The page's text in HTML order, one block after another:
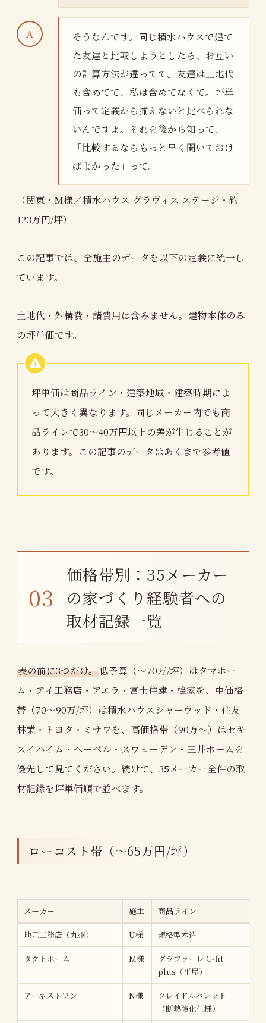
そうなんです。同じ積水ハウスで建て
た友達と比較しようとしたら、お互い
の計算方法が違ってて。友達は土地代
も含めてて、私は含めてなくて。坪単
価って定義から揃えないと比べられな
いんですよ。それを後から知って、
「比較するならもっと早く聞いておけ
ばよかった」って。
（関東・M様／積水ハウス グラヴィス ステージ・約
123万円/坪）
この記事では、全施主のデータを以下の定義に統一し
ています。
土地代・外構費・諸費用は含みません。建物本体のみ
の坪単価です。
坪単価は商品ライン・建築地域・建築時期によ
って大きく異なります。同じメーカー内でも商
品ラインで30〜40万円以上の差が生じることが
あります。この記事のデータはあくまで参考値
です。
価格帯別：35メーカー
の家づくり経験者への
取材記録一覧
表の前に3つだけ。低予算（〜70万/坪）はタマホー
ム・アイ工務店・アエラ・富士住建・桧家を、中価格
帯（70〜90万/坪）は積水ハウスシャーウッド・住友
林業・トヨタ・ミサワを、高価格帯（90万〜）はセキ
スイハイム・ヘーベル・スウェーデン・三井ホームを
優先して見てください。続けて、35メーカー全件の取
材記録を坪単価順で並べます。
ローコスト帯（〜65万円/坪）
メーカー 施主 商品ライン
地元工務店（九州） U様 規格型木造
タクトホーム M様
グラファーレ G-fit
plus（平屋）
アーネストワン N様
クレイドルパレット
（断熱強化仕様）